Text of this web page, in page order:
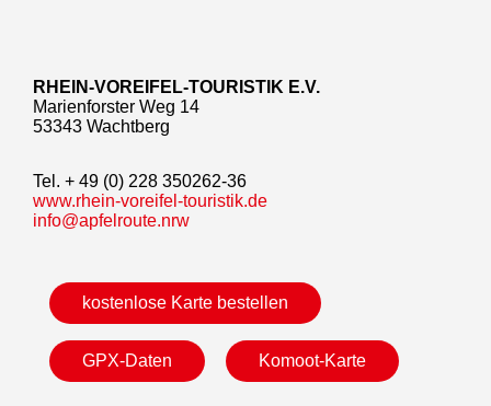
RHEIN-VOREIFEL-TOURISTIK E.V.
Marienforster Weg 14
53343 Wachtberg
Tel. + 49 (0) 228 350262-36
www.rhein-voreifel-touristik.de
info@apfelroute.nrw
kostenlose Karte bestellen
GPX-Daten Komoot-Karte